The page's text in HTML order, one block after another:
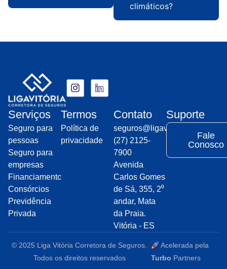
climáticos?
Serviços
Seguro para
pessoas
Seguro para
empresas
Financiamentos
Consórcios
Previdência
Privada
Termos
Política de
privacidade
Contato
seguros@ligavitoria.com.br
(27) 2125-
7900
Avenida
Carlos Gomes
de Sá, 355, 2⁰
andar, Mata
da Praia.
Vitória - ES
Suporte
Fale
Conosco
© 2025 Liga Vitória Corretora de Seguros.
Todos os direitos reservados
Acelerada pela
Turbo Partners